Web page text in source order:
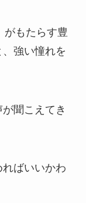
がもたらす豊
強い憧れを
聞こえてき
ればいいかわ